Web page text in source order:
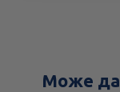
Може